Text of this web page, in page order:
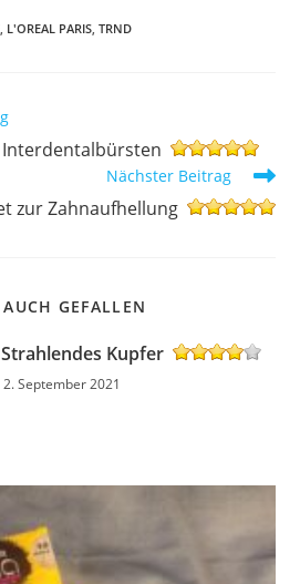
L'OREAL PARIS TRND
Interdentalbürsten
Nächster Beitrag
zur Zahnaufhellung
GEFALLEN
Kupfer
2. September 2021